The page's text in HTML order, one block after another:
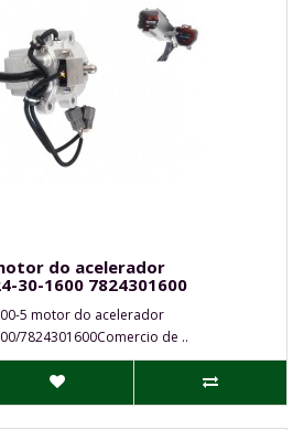
do acelerador
30-1600 7824301600
5 motor do acelerador
7824301600Comercio de ..